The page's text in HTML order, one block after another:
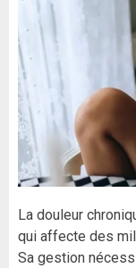
La douleur
qui affecte des
Sa gestion